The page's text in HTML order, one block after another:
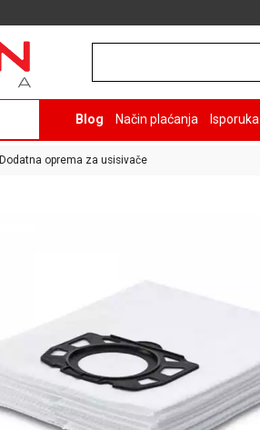
Blog Način plaćanja Isporuka
Dodatna oprema za usisivače